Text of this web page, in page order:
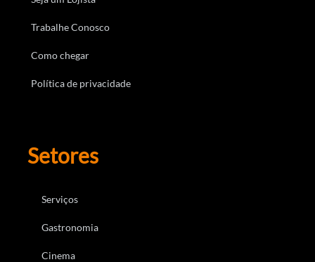
Trabalhe Conosco
Como chegar
Política de privacidade
Setores
Serviços
Gastronomia
Cinema